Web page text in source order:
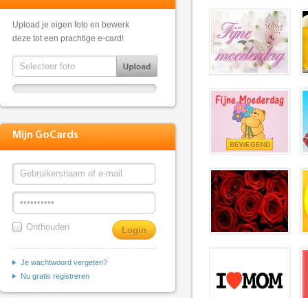
Upload je eigen foto en bewerk
deze tot een prachtige e-card!
Mijn GoCards
Onthouden
Je wachtwoord vergeten?
Nu gratis registreren
BEWEGEND